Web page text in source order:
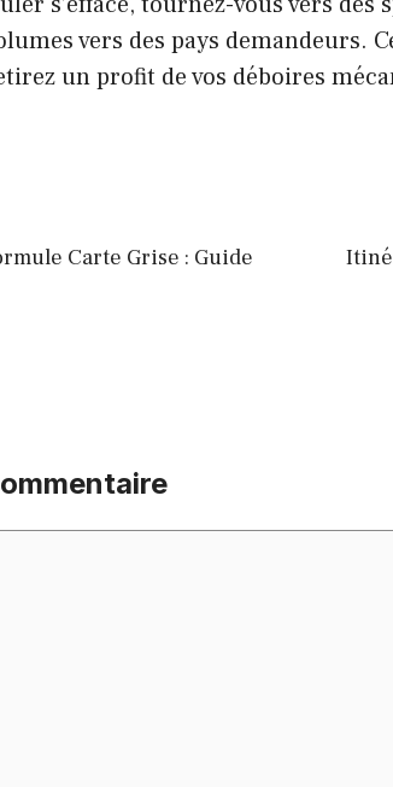
vers des pays demandeurs.
un profit de vos déboires
Carte Grise : Guide